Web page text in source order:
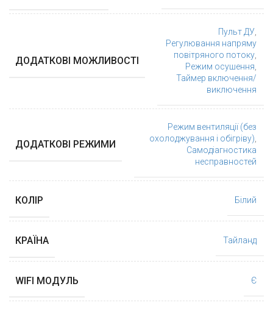
ДОДАТКОВІ МОЖЛИВОСТІ
Пульт ДУ
Регулювання напряму
повітряного потоку
Режим осушення
Таймер включення/
виключення
ДОДАТКОВІ РЕЖИМИ
Режим вентиляції (без
охолоджування і обігріву)
Самодіагностика
несправностей
КОЛІР Білий
КРАЇНА Тайланд
WIFI МОДУЛЬ Є